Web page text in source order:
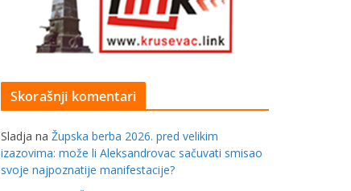
Skorašnji komentari
Sladja na Župska berba 2026. pred velikim
izazovima: može li Aleksandrovac sačuvati smisao
svoje najpoznatije manifestacije?